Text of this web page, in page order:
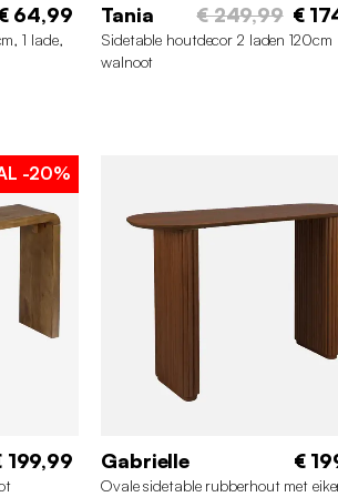
64,99
1 lade,
Tania € 249,99 €
Sidetable houtdecor 2 laden 120cm
walnoot
-20%
199,99 Gabrielle €
Ovale sidetable rubberhout met